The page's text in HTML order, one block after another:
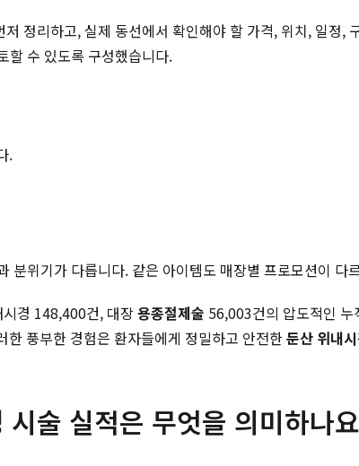
정리하고, 실제 동선에서 확인해야 할 가격, 위치, 일정
할 수 있도록 구성했습니다.
.
분위기가 다릅니다. 같은 아이템도 매장별 프로모션이
경 148,400건, 대장용종절제술 56,003건의 압도적인 누
풍부한 경험은 환자들에게 정밀하고 안전한둔산 위내
술 실적은 무엇을 의미하나